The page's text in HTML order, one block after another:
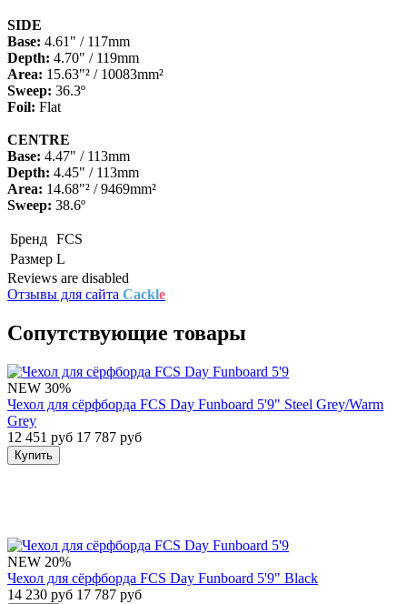
SIDE
Base: 4.61" / 117mm
Depth: 4.70" / 119mm
Area: 15.63"² / 10083mm²
Sweep: 36.3º
Foil: Flat
CENTRE
Base: 4.47" / 113mm
Depth: 4.45" / 113mm
Area: 14.68"² / 9469mm²
Sweep: 38.6º
Бренд FCS
Размер L
Reviews are disabled
Отзывы для сайта Cackle
Сопутствующие товары
NEW 30%
Чехол для сёрфборда FCS Day Funboard 5'9" Steel Grey/Warm
Grey
12 451 руб 17 787 руб
Купить
NEW 20%
Чехол для сёрфборда FCS Day Funboard 5'9" Black
14 230 руб 17 787 руб